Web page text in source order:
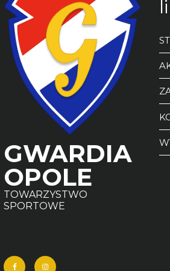
GWARDIA
OPOLE
TOWARZYSTWO
SPORTOWE